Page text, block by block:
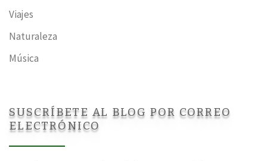
Viajes
Naturaleza
Música
SUSCRÍBETE AL BLOG POR CORREO
ELECTRÓNICO